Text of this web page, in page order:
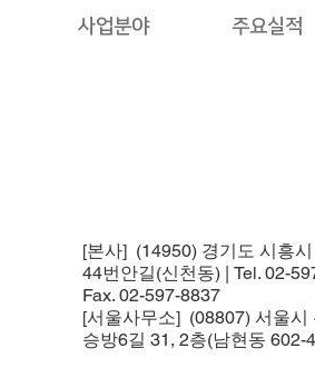
사업분야 주요실적
[본사] (14950) 경기도 시흥
44번안길(신천동) | Tel. 02-
Fax. 02-597-8837
[서울사무소] (08807) 서울시
승방6길 31, 2층(남현동 602-